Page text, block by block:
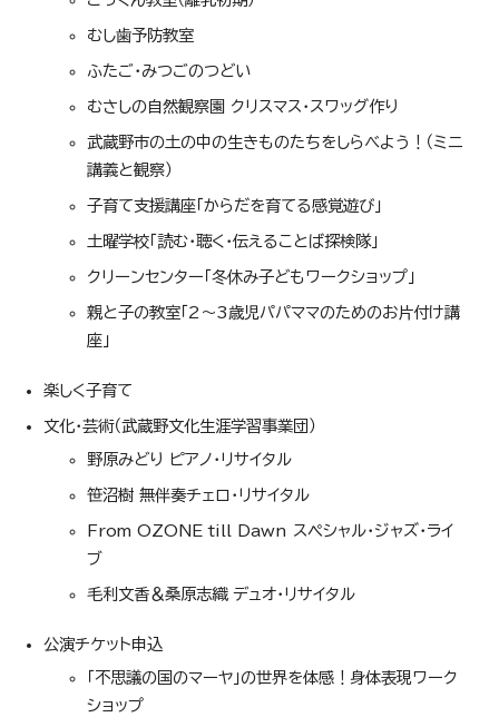
むし歯予防教室
ふたご・みつごのつどい
むさしの自然観察園 クリスマス・スワッグ作り
武蔵野市の土の中の生きものたちをしらべよう！（ミニ
講義と観察）
子育て支援講座「からだを育てる感覚遊び」
土曜学校「読む・聴く・伝えることば探検隊」
クリーンセンター「冬休み子どもワークショップ」
親と子の教室「2～3歳児パパママのためのお片付け講
座」
楽しく子育て
文化・芸術（武蔵野文化生涯学習事業団）
野原みどり ピアノ・リサイタル
笹沼樹 無伴奏チェロ・リサイタル
From OZONE till Dawn スペシャル・ジャズ・ライ
ブ
毛利文香＆桑原志織 デュオ・リサイタル
公演チケット申込
「不思議の国のマーヤ」の世界を体感！身体表現ワーク
ショップ